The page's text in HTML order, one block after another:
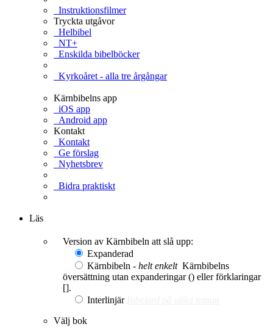
Instruktionsfilmer
Tryckta utgåvor
Helbibel
NT+
Enskilda bibelböcker
Kyrkoåret - alla tre årgångar
Kärnbibelns app
iOS app
Android app
Kontakt
Kontakt
Ge förslag
Nyhetsbrev
Bidra praktiskt
Läs
Version av Kärnbibeln att slå upp:
Expanderad
Kärnbibeln - helt enkelt Kärnbibelns
översättning utan expanderingar () eller förklaringar
[].
Interlinjär
Välj bok